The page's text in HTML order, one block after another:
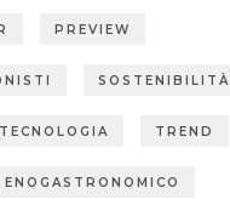
PREVIEW
SOSTENIBILITÀ
TECNOLOGIA TREND